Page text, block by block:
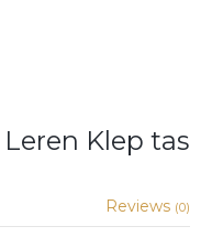
Klep tas
Reviews (0)